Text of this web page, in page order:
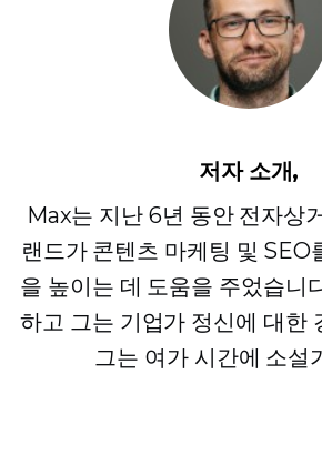
저자 소개,
Max는 지난 6년 동안 전자상
랜드가 콘텐츠 마케팅 및 SEO
을 높이는 데 도움을 주었습니
하고 그는 기업가 정신에 대한
그는 여가 시간에 소설